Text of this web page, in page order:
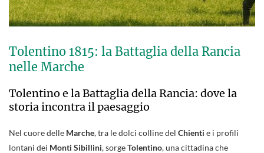
Tolentino 1815: la Battaglia della Rancia
nelle Marche
Tolentino e la Battaglia della Rancia: dove la
storia incontra il paesaggio
Nel cuore delle Marche, tra le dolci colline del Chienti e i profili
lontani dei Monti Sibillini, sorgeTolentino, una cittadina che